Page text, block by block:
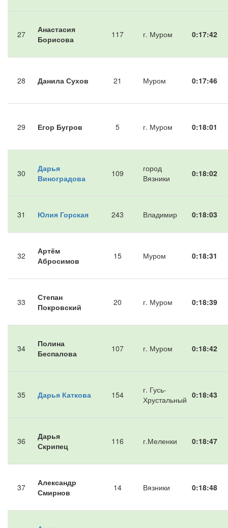
27
Анастасия
Борисова
117 г. Муром 0:17:42
28 Данила Сухов 21 Муром 0:17:46
29 Егор Бугров 5 г. Муром 0:18:01
30
Дарья
Виноградова
109
город
Вязники
0:18:02
31 Юлия Горская 243 Владимир 0:18:03
32
Артём
Абросимов
15 Муром 0:18:31
33
Степан
Покровский
20 г. Муром 0:18:39
34
Полина
Беспалова
107 г. Муром 0:18:42
35 Дарья Каткова 154
г. Гусь-
Хрустальный 0:18:43
36
Дарья
Скрипец
116 г.Меленки 0:18:47
37
Александр
Смирнов
14 Вязники 0:18:48